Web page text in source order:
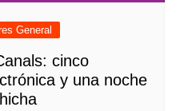
General
cinco
y una noche